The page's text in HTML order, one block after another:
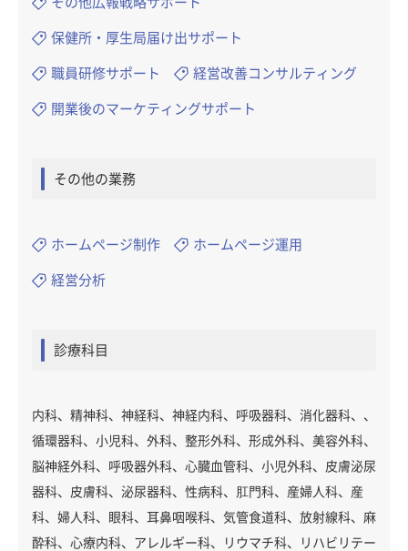
保健所・厚生局届け出サポート
職員研修サポート 経営改善コンサルティング
開業後のマーケティングサポート
その他の業務
ホームページ制作 ホームページ運用
経営分析
診療科目
内科、精神科、神経科、神経内科、呼吸器科、消化器科、、
循環器科、小児科、外科、整形外科、形成外科、美容外科、
脳神経外科、呼吸器外科、心臓血管科、小児外科、皮膚泌尿
器科、皮膚科、泌尿器科、性病科、肛門科、産婦人科、産
科、婦人科、眼科、耳鼻咽喉科、気管食道科、放射線科、麻
酔科、心療内科、アレルギー科、リウマチ科、リハビリテー